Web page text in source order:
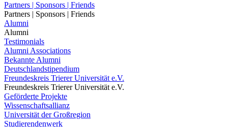
Partners | Sponsors | Friends
Partners | Sponsors | Friends
Alumni
Alumni
Testimonials
Alumni Associations
Bekannte Alumni
Deutschlandstipendium
Freundeskreis Trierer Universität e.V.
Freundeskreis Trierer Universität e.V.
Geförderte Projekte
Wissenschaftsallianz
Universität der Großregion
Studierendenwerk